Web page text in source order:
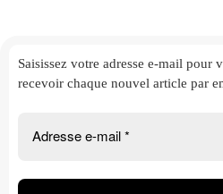
Saisissez votre adresse e-mail pour
recevoir chaque nouvel article par